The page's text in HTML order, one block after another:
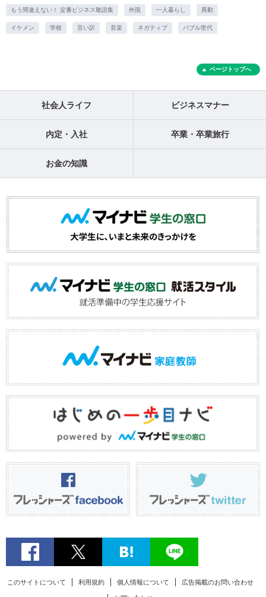
もう間違えない！ 定番ビジネス敬語集 外国 一人暮らし 異動
イケメン 学校 言い訳 音楽 ネガティブ バブル世代
ページトップへ
社会人ライフ ビジネスマナー
内定・入社 卒業・卒業旅行
お金の知識
このサイトについて 利用規約 個人情報について 広告掲載のお問い合わせ